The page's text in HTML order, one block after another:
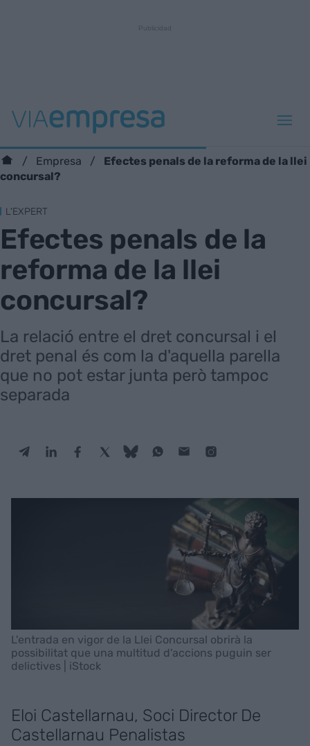
Empresa
Efectes penals de la reforma de la llei
concursal?
L'EXPERT
Efectes penals de la
reforma de la llei
concursal?
La relació entre el dret concursal i el
dret penal és com la d'aquella parella
que no pot estar junta però tampoc
separada
L'entrada en vigor de la Llei Concursal obrirà la
possibilitat que una multitud d'accions puguin ser
delictives | iStock
Eloi Castellarnau, Soci Director De
Castellarnau Penalistas